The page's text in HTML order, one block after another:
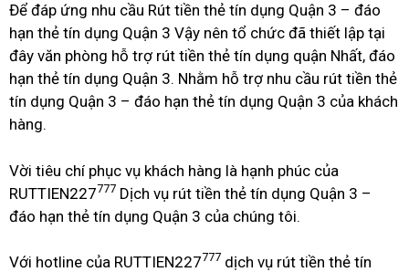
Để đáp ứng nhu cầu Rút tiền thẻ tín dụng Quận 3 – đáo
hạn thẻ tín dụng Quận 3 Vậy nên tổ chức đã thiết lập tại
đây văn phòng hỗ trợ rút tiền thẻ tín dụng quận Nhất, đáo
hạn thẻ tín dụng Quận 3. Nhằm hỗ trợ nhu cầu rút tiền thẻ
tín dụng Quận 3 – đáo hạn thẻ tín dụng Quận 3 của khách
hàng.
Vời tiêu chí phục vụ khách hàng là hạnh phúc của
RUTTIEN227777 Dịch vụ rút tiền thẻ tín dụng Quận 3 –
đáo hạn thẻ tín dụng Quận 3 của chúng tôi.
Với hotline của RUTTIEN227777 dịch vụ rút tiền thẻ tín